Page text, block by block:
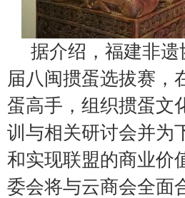
据介绍，福建非遗
届八闽掼蛋选拔赛，
蛋高手，组织掼蛋文
训与相关研讨会并为
和实现联盟的商业价
委会将与云商会全面